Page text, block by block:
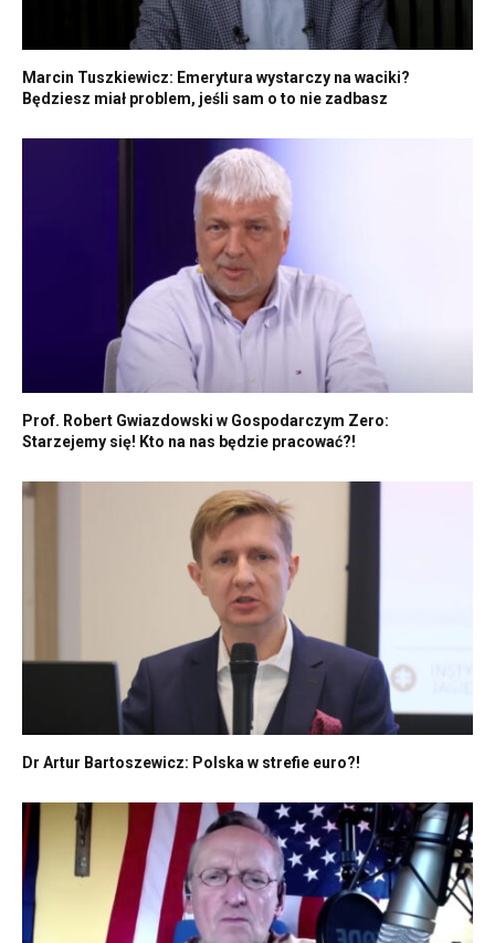
Marcin Tuszkiewicz: Emerytura wystarczy na waciki?
Będziesz miał problem, jeśli sam o to nie zadbasz
Prof. Robert Gwiazdowski w Gospodarczym Zero:
Starzejemy się! Kto na nas będzie pracować?!
Dr Artur Bartoszewicz: Polska w strefie euro?!